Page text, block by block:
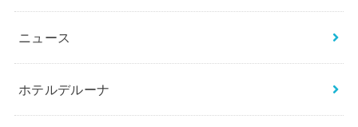
ニュース
ホテルデルーナ